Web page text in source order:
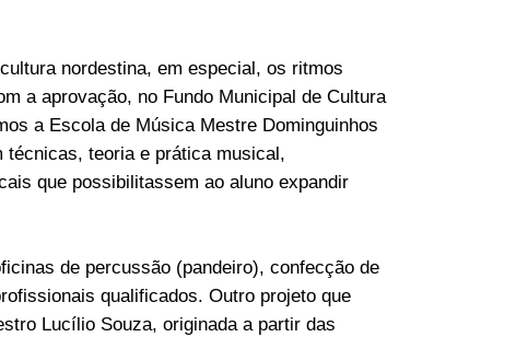
nordestina, em especial, os ritmos
a aprovação, no Fundo Municipal de Cultura
a Escola de Música Mestre Dominguinhos
teoria e prática musical,
que possibilitassem ao aluno expandir
de percussão (pandeiro), confecção de
qualificados. Outro projeto que
Lucílio Souza, originada a partir das